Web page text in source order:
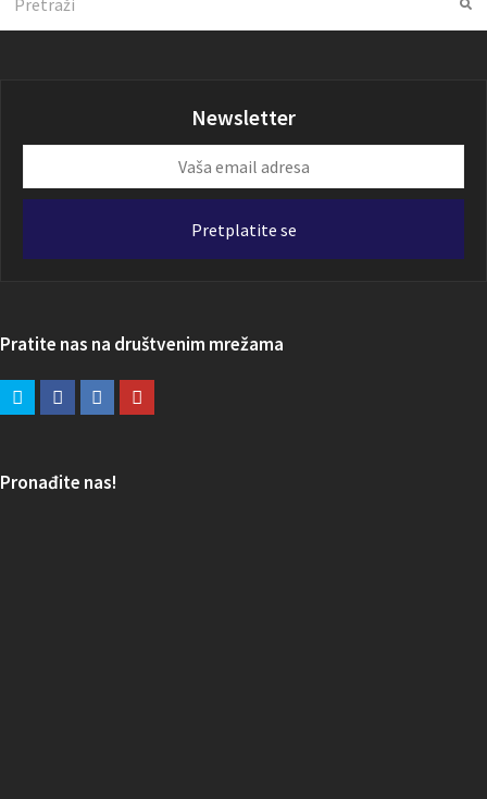
Newsletter
email
Pretplatite se
Pratite nas na društvenim mrežama
Pronađite nas!